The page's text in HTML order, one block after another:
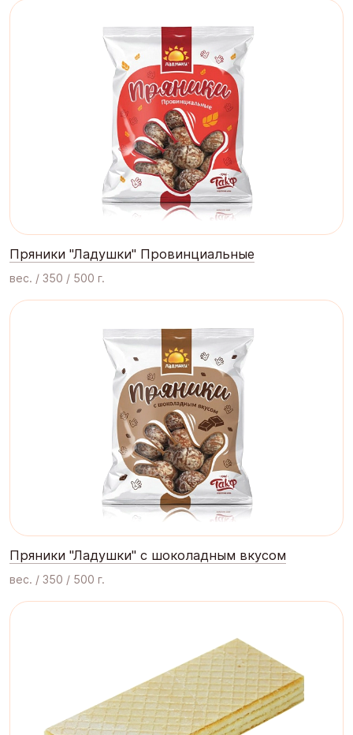
Пряники "Ладушки" Провинциальные
вес. / 350 / 500 г.
Пряники "Ладушки" с шоколадным вкусом
вес. / 350 / 500 г.